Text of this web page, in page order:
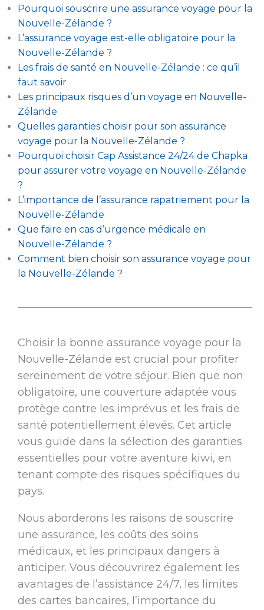
Pourquoi souscrire une assurance voyage pour la
Nouvelle-Zélande ?
L’assurance voyage est-elle obligatoire pour la
Nouvelle-Zélande ?
Les frais de santé en Nouvelle-Zélande : ce qu’il
faut savoir
Les principaux risques d’un voyage en Nouvelle-
Zélande
Quelles garanties choisir pour son assurance
voyage pour la Nouvelle-Zélande ?
Pourquoi choisir Cap Assistance 24/24 de Chapka
pour assurer votre voyage en Nouvelle-Zélande
?
L’importance de l’assurance rapatriement pour la
Nouvelle-Zélande
Que faire en cas d’urgence médicale en
Nouvelle-Zélande ?
Comment bien choisir son assurance voyage pour
la Nouvelle-Zélande ?
Choisir la bonne assurance voyage pour la
Nouvelle-Zélande est crucial pour profiter
sereinement de votre séjour. Bien que non
obligatoire, une couverture adaptée vous
protège contre les imprévus et les frais de
santé potentiellement élevés. Cet article
vous guide dans la sélection des garanties
essentielles pour votre aventure kiwi, en
tenant compte des risques spécifiques du
pays.
Nous aborderons les raisons de souscrire
une assurance, les coûts des soins
médicaux, et les principaux dangers à
anticiper. Vous découvrirez également les
avantages de l’assistance 24/7, les limites
des cartes bancaires, l’importance du